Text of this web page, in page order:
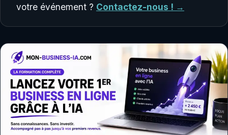
votre événement ? Contactez-nous ! →